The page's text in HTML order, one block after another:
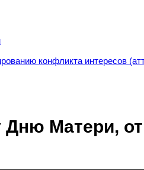
конфликта интересов
Матери,